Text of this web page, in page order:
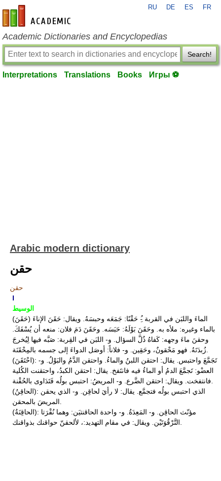
en-academic.com
RU DE ES FR
Academic Dictionaries and Encyclopedias
Search!
Interpretations Translations Books Игры ⚽
Arabic modern dictionary
حقن
حقن
I
الوسيط
(حَقَنَ) الماءَ واللبَن في القربة -ُِ حَقْنًا: جَمَعَه وحبسَهُ. ويقال: حَقَنَ الإناءَ
بالماء وغيره: ملأه به. وحَقَنَ بَوْلَهُ: حَبَسَه. وحَقَنَ دَمَ فلان: منعه أن يُسْفَكَ.
وحقنَ ماءَ وجهه: كَفاهُ ذُلَّ السؤال. و- اللبَن في القِربة: صَبَّه فيها لِيُخرجَ
(احْتَقَنَ): تَجَمَّعَ واحتبس. يقال: احتقن اللبنُ والماءُ. واحتقن الدَّمُ والبَوْلُ. و-
العضْو: تَجمَّعَ الدمُ أو الماءُ فيه فانتَفخ. يقال: احتقن الكبدُ، واحتقنت الكُلية
(الحاقِنُ): الذي احتبس بولُه فتجمَّع. يقال: لا رأيَ لحاقِن. و- الذي يحقن
(الحاقِنَةُ): مؤنّث الحاقِن. و- المَعِدَةُ. و- واحدة الحاقنتيَن: وهما نُقْرَتا